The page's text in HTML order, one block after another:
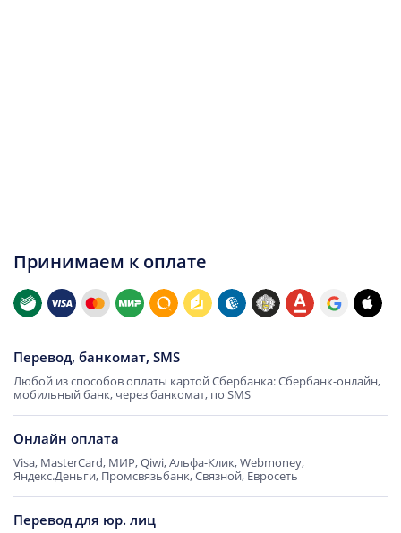
Принимаем к оплате
Перевод, банкомат, SMS
Любой из способов оплаты картой Сбербанка: Сбербанк-онлайн,
мобильный банк, через банкомат, по SMS
Онлайн оплата
Visa, MasterCard, МИР, Qiwi, Альфа-Клик, Webmoney,
Яндекс.Деньги, Промсвязьбанк, Связной, Евросеть
Перевод для юр. лиц